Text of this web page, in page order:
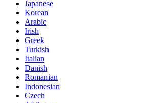
Japanese
Korean
Arabic
Irish
Greek
Turkish
Italian
Danish
Romanian
Indonesian
Czech